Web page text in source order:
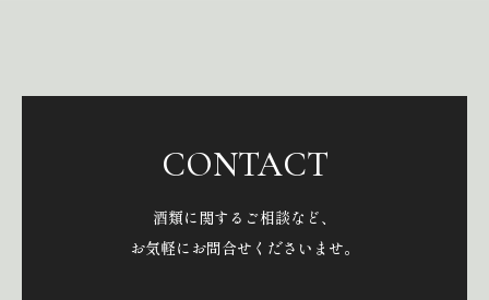
CONTACT
酒類に関するご相談など、
お気軽にお問合せくださいませ。